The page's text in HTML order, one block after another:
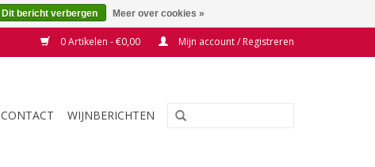
0 Artikelen - €0,00 Mijn account / Registreren
CONTACT WIJNBERICHTEN
Dit bericht verbergen Meer over cookies »